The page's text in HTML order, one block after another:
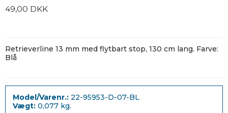
49,00 DKK
Retrieverline 13 mm med flytbart stop, 130 cm lang. Farve:
Blå
Model/Varenr.: 22-95953-D-07-BL
Vægt: 0,077 kg.